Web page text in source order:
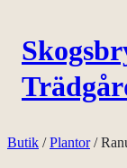
till
innehåll
Butik /Plantor/